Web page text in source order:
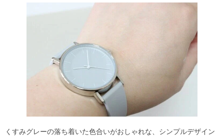
くすみグレーの落ち着いた色合いがおしゃれな、シンプルデザイン